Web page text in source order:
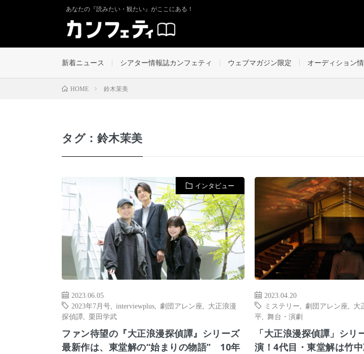
あなたの『読みたい・観たい』がここにある！
新着ニュース シアター情報誌カンフェティ ウェブマガジン限定 オーディション
HOME 鈴木茉美
タグ：鈴木茉美
インタビュー
2023.06.05
2023年7月号
interviewplus 劇団アレン座
⼤正浪漫
探偵譚
栗田学武
ファン待望の『大正浪漫探偵譚』シリーズ
最新作は、東堂解の“始まりの物語” 10年
2023.04.20
ミステリー
劇団アレン座 ⼤
平 ,舞台・演劇
「⼤正浪漫探偵譚」シリ
演！4代⽬・東堂解は⽵